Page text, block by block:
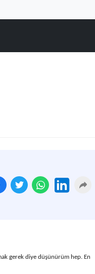
gerek diye düşünürüm hep. En
Yüksek elektrik
çiftçiyi üretimden